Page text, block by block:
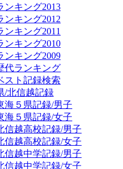
ンキング2013
ンキング2012
ンキング2011
ンキング2010
ンキング2009
代ランキング
スト記録検索
/北信越記録
海５県記録/男子
海５県記録/女子
信越高校記録/男子
信越高校記録/女子
信越中学記録/男子
信越中学記録/女子